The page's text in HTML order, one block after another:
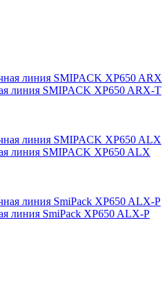
линия SMIPACK XP650 ARX-T
линия SMIPACK XP650 ALX
линия SmiPack XP650 ALX-P